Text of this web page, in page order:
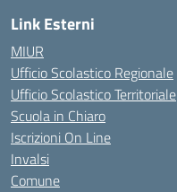
Link Esterni
MIUR
Ufficio Scolastico Regionale
Ufficio Scolastico Territoriale
Scuola in Chiaro
Iscrizioni On Line
Invalsi
Comune